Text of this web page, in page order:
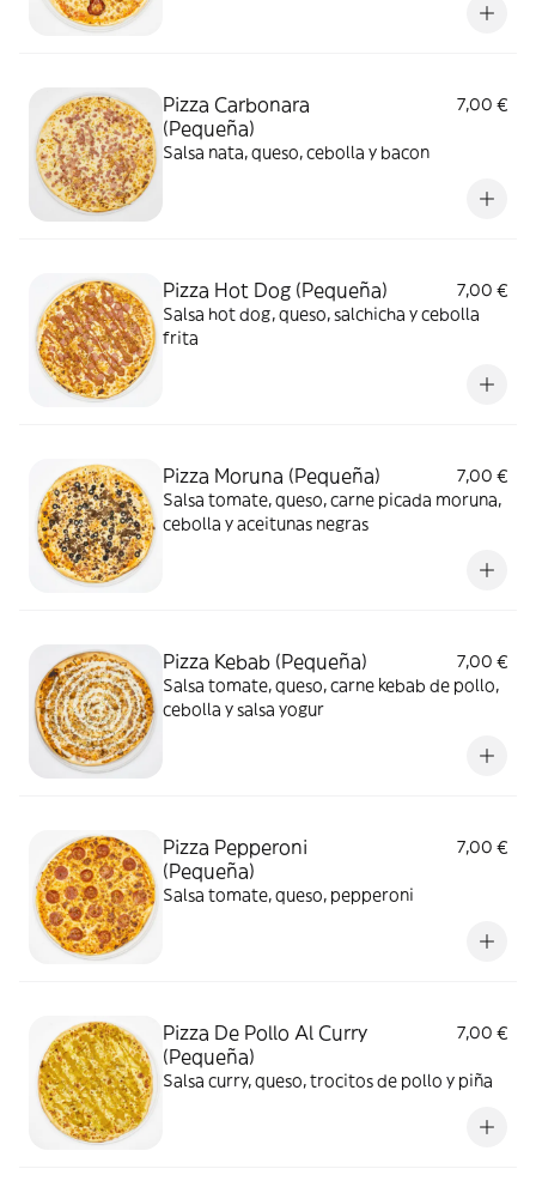
Pizza Carbonara
(Pequeña)
7,00 €
Salsa nata, queso, cebolla y bacon
Pizza Hot Dog (Pequeña)
7,00 €
Salsa hot dog, queso, salchicha y cebolla
frita
Pizza Moruna (Pequeña)
7,00 €
Salsa tomate, queso, carne picada moruna,
cebolla y aceitunas negras
Pizza Kebab (Pequeña)
7,00 €
Salsa tomate, queso, carne kebab de pollo,
cebolla y salsa yogur
Pizza Pepperoni
(Pequeña)
7,00 €
Salsa tomate, queso, pepperoni
Pizza De Pollo Al Curry
(Pequeña)
7,00 €
Salsa curry, queso, trocitos de pollo y piña